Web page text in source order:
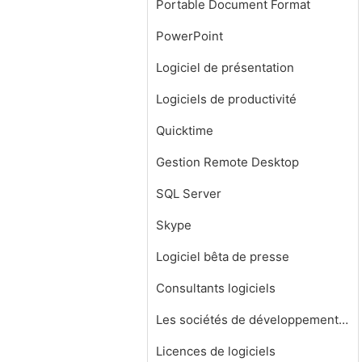
Portable Document Format
PowerPoint
Logiciel de présentation
Logiciels de productivité
Quicktime
Gestion Remote Desktop
SQL Server
Skype
Logiciel bêta de presse
Consultants logiciels
Les sociétés de développement de logiciels
Licences de logiciels